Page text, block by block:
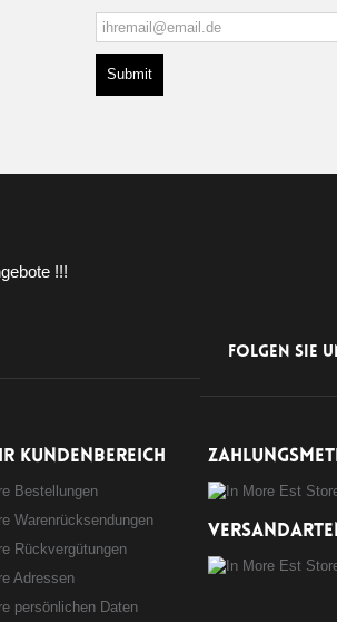
Submit
!!!
Folgen Sie
KUNDENBEREICH
Bestellungen
Warenrücksendungen
Rückvergütungen
Adressen
persönlichen Daten